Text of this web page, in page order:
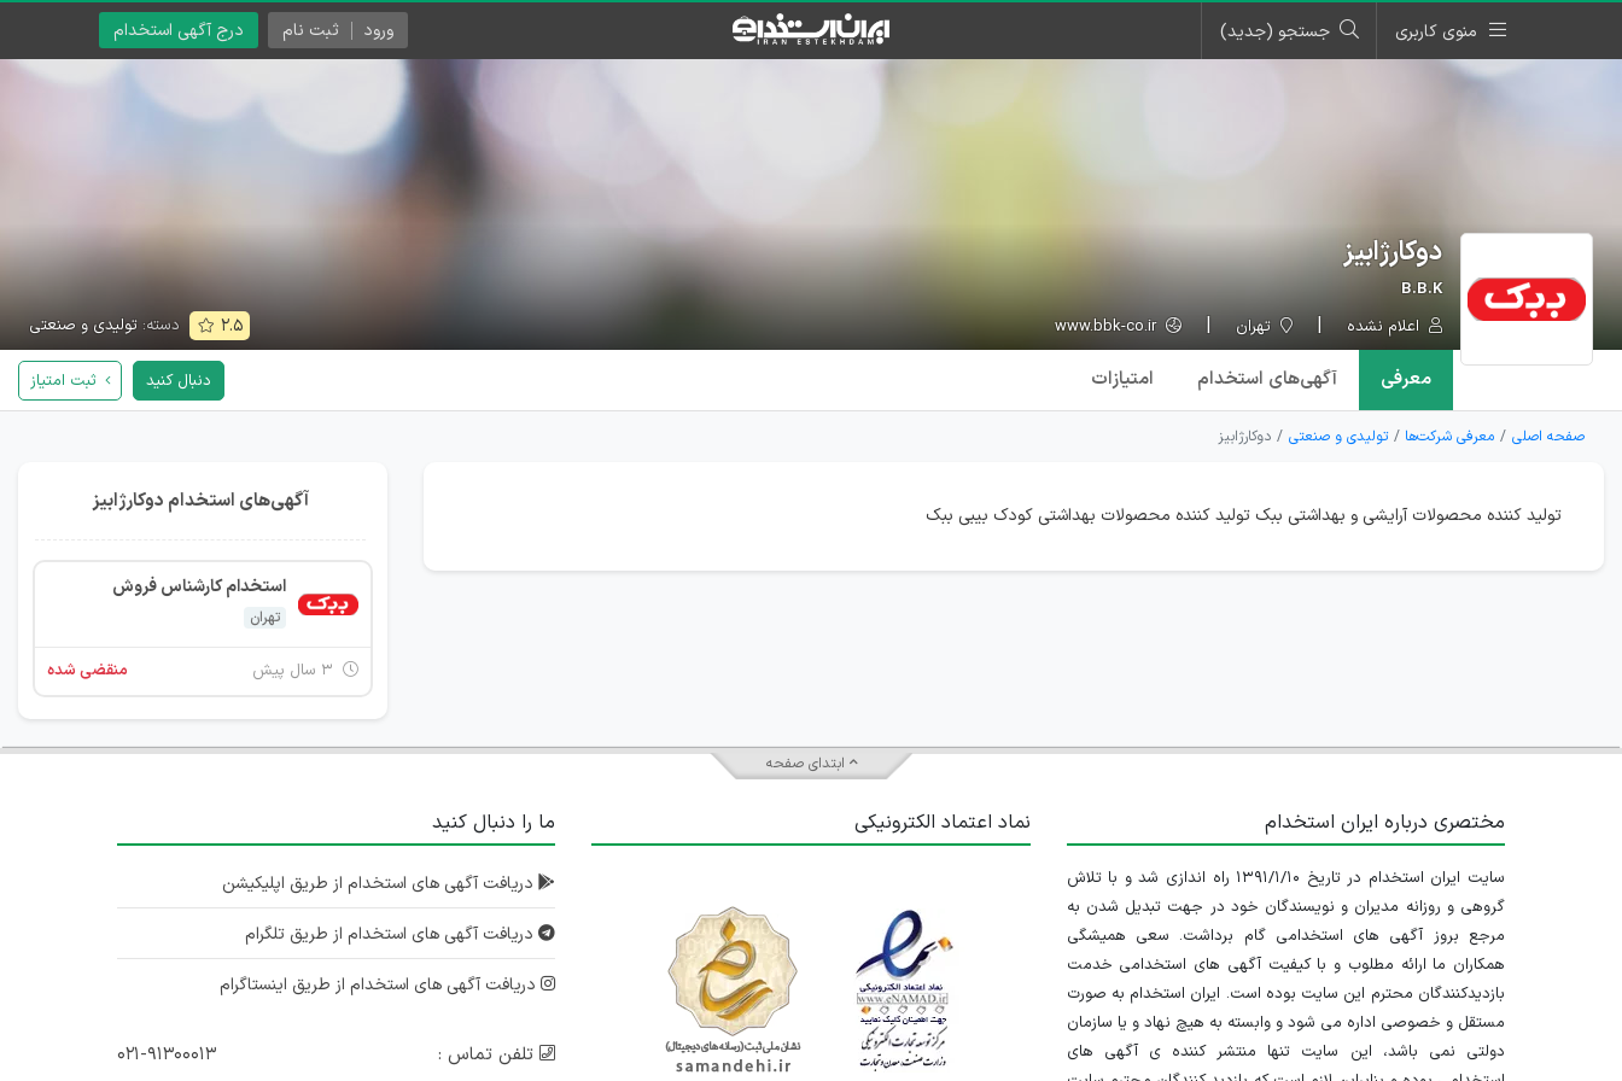
منوی کاربری جستجو (جدید) درج آگهی استخدام ورود ثبت نام
دوکارژابیز
B.B.K
اعلام نشده
تهران www.bbk-co.ir ۲.۵ دسته: تولیدی و صنعتی
معرفی آگهی‌های استخدام امتیازات دنبال کنید ثبت امتیاز
صفحه اصلی معرفی شرکت‌ها تولیدی و صنعتی دوکارژابیز
تولید کننده محصولات آرایشی و بهداشتی ببک تولید کننده محصولات بهداشتی کودک بیبی ببک
آگهی‌های استخدام دوکارژابیز
استخدام کارشناس فروش
تهران
منقضی شده
ابتدای صفحه
مختصری درباره ایران استخدام
سایت ایران استخدام در تاریخ ۱۳۹۱/۱/۱۰ راه اندازی شد و با تلاش
گروهی و روزانه مدیران و نویسندگان خود در جهت تبدیل شدن به
مرجع بروز آگهی های استخدامی گام برداشت. سعی همیشگی
همکاران ما ارائه مطلوب و با کیفیت آگهی های استخدامی خدمت
بازدیدکنندگان محترم این سایت بوده است. ایران استخدام به صورت
مستقل و خصوصی اداره می شود و وابسته به هیچ نهاد و یا سازمان
دولتی نمی باشد، این سایت تنها منتشر کننده ی آگهی های
نماد اعتماد الکترونیکی ما را دنبال کنید
دریافت آگهی های استخدام از طریق اپلیکیشن
دریافت آگهی های استخدام از طریق تلگرام
دریافت آگهی های استخدام از طریق اینستاگرام
تلفن تماس : ۰۲۱-۹۱۳۰۰۰۱۳